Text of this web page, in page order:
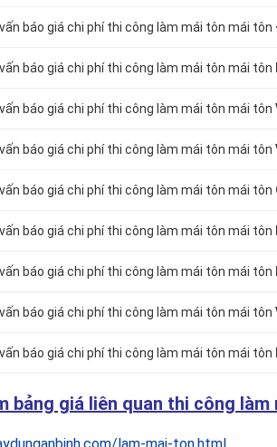
báo giá chi phí thi công làm mái tôn mái tôn
báo giá chi phí thi công làm mái tôn mái tôn
báo giá chi phí thi công làm mái tôn mái tôn
báo giá chi phí thi công làm mái tôn mái tôn
báo giá chi phí thi công làm mái tôn mái tôn
báo giá chi phí thi công làm mái tôn mái tôn
báo giá chi phí thi công làm mái tôn mái tôn
báo giá chi phí thi công làm mái tôn mái tôn
báo giá chi phí thi công làm mái tôn mái tôn
bảng giá liên quan thi công làm